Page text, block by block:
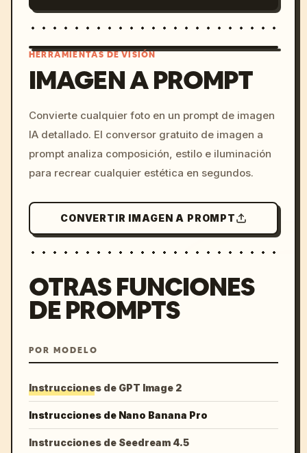
c, cyberpunk sunset, neon
colors, 8k --v 6.0
HERRAMIENTAS DE VISIÓN
IMAGEN A PROMPT
Convierte cualquier foto en un prompt de imagen
IA detallado. El conversor gratuito de imagen a
prompt analiza composición, estilo e iluminación
para recrear cualquier estética en segundos.
CONVERTIR IMAGEN A PROMPT
OTRAS FUNCIONES
DE PROMPTS
POR MODELO
Instrucciones de GPT Image 2
Instrucciones de Nano Banana Pro
Instrucciones de Seedream 4.5